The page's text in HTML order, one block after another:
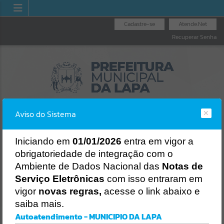
Atende.Net
Cadastre-se
Recuperar Senha
OUVIDORIA GERAL
DO MUNICÍPIO
LICITAÇÕES
NOTA FISCAL
ELETRÔNICA
Aviso do Sistema
Iniciando em 01/01/2026 entra em vigor a
obrigatoriedade de integração com o
Ambiente de Dados Nacional das Notas de
Serviço Eletrônicas com isso entraram em
vigor novas regras, acesse o link abaixo e
saiba mais.
Autoatendimento - MUNICIPIO DA LAPA
Erro
Gerenciamento do Sistema
Ocorreu um erro de script: